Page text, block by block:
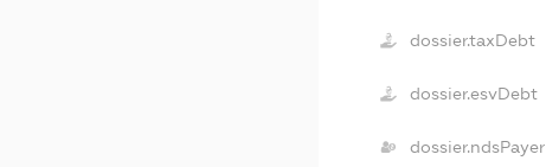
dossier.taxDebt
dossier.esvDebt
dossier.ndsPayer